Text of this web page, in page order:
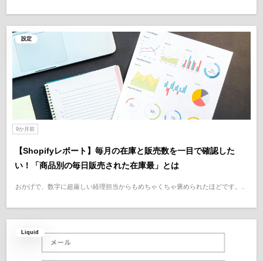
設定
9か月前
【Shopifyレポート】毎月の在庫と販売数を一目で確認した
い！「商品別の毎日販売された在庫最」とは
おかげで、数字に超厳しい経理担当からもめちゃくちゃ褒められたほどです。..
Liquid